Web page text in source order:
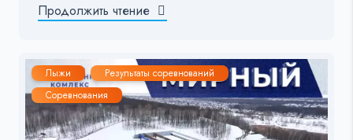
Продолжить чтение
Лыжи
Результаты соревнований
Соревнования